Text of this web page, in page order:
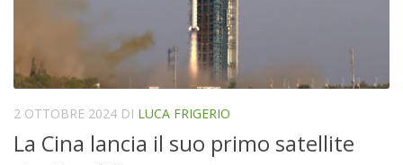
2 OTTOBRE 2024 DI LUCA FRIGERIO
La Cina lancia il suo primo satellite